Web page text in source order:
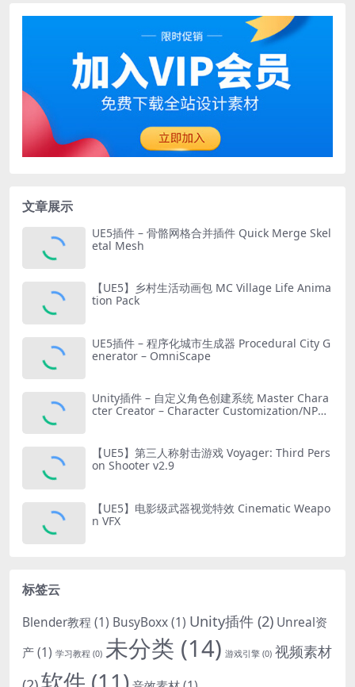
文章展示
UE5插件 – 骨骼网格合并插件 Quick Merge Skel
etal Mesh
【UE5】乡村生活动画包 MC Village Life Anima
tion Pack
UE5插件 – 程序化城市生成器 Procedural City G
enerator – OmniScape
Unity插件 – 自定义角色创建系统 Master Chara
cter Creator – Character Customization/NPC
【UE5】第三人称射击游戏 Voyager: Third Pers
on Shooter v2.9
【UE5】电影级武器视觉特效 Cinematic Weapo
n VFX
标签云
Blender教程 (1) BusyBoxx(1) Unity插件 (2) Unreal资
产(1) 学习教程 (0) 未分类 (14) 游戏引擎 (0) 视频素材